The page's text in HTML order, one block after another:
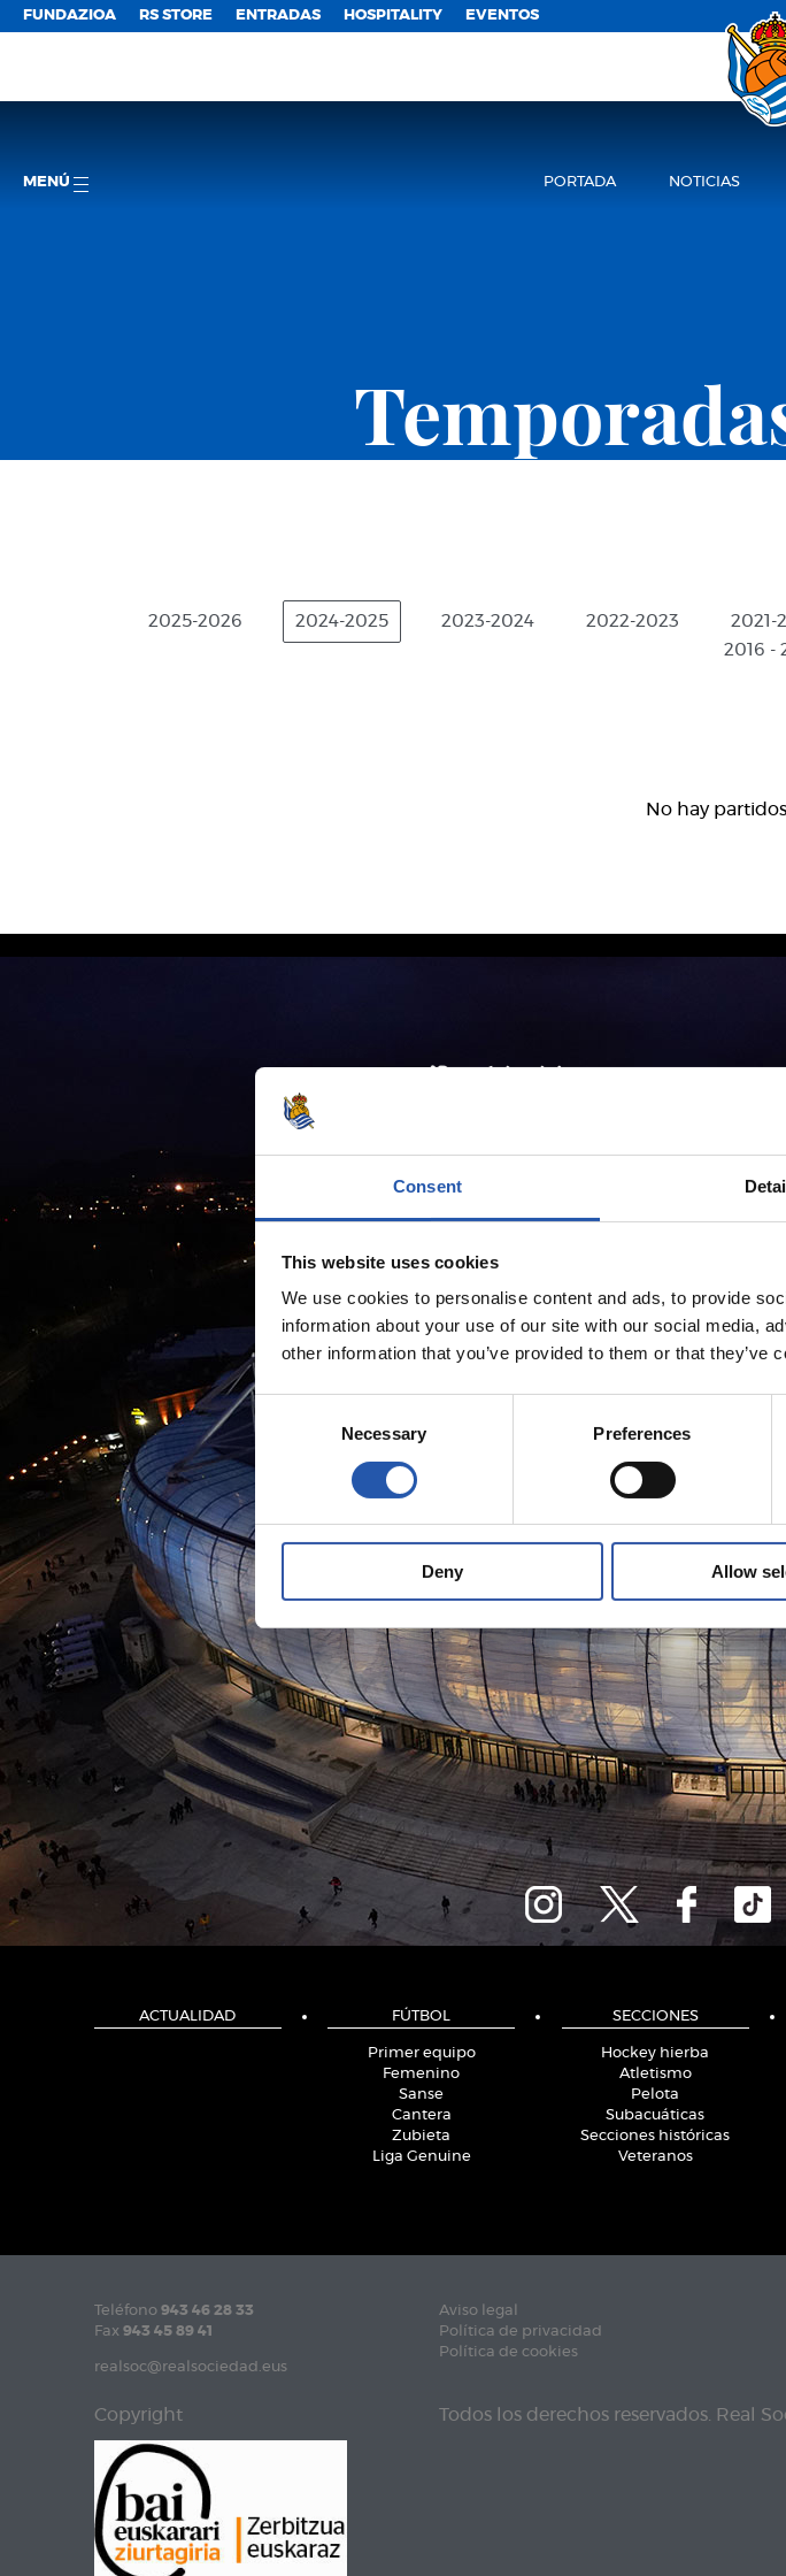
Consent
This website uses cookies
We use cookies to personalise content and ads, to provide
information about your use of our site with our social media,
other information that you’ve provided to them or that
Consent
Selection
Necessary Preferences
Deny Allow
FUNDAZIOA RS STORE ENTRADAS HOSPITALITY EVENTOS
MENÚ PORTADA NOTICIAS
2025-2026 2024-2025 2023-2024 2022-2023 2021-
2016 -
No hay
ACTUALIDAD FÚTBOL
Primer equipo
Femenino
Sanse
Cantera
Zubieta
Liga Genuine
SECCIONES
Hockey hierba
Atletismo
Pelota
Subacuáticas
Secciones históricas
Veteranos
Teléfono 943 46 28 33
Fax 943 45 89 41
realsoc@realsociedad.eus
Aviso legal
Política de privacidad
Política de cookies
Copyright Todos los derechos reservados. Real